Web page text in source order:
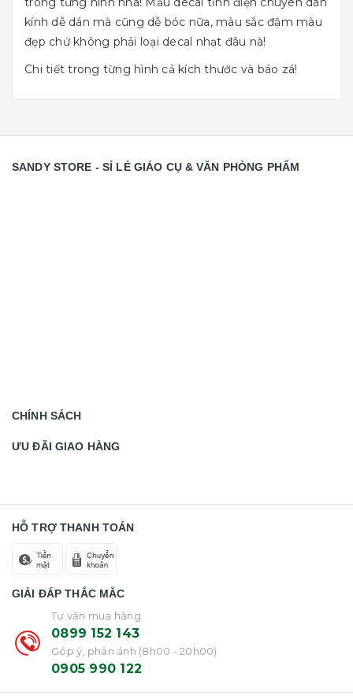
kính dễ dán mà cũng dễ bóc nữa, màu sắc đậm màu
đẹp chứ không phải loại decal nhạt đâu nà!
Chi tiết trong từng hình cả kích thước và báo zá!
SANDY STORE - SỈ LẺ GIÁO CỤ & VĂN PHÒNG PHẨM
CHÍNH SÁCH
ƯU ĐÃI GIAO HÀNG
HỖ TRỢ THANH TOÁN
GIẢI ĐÁP THẮC MẮC
Tư vấn mua hàng
0899 152 143
Góp ý, phản ánh (8h00 - 20h00)
0905 990 122